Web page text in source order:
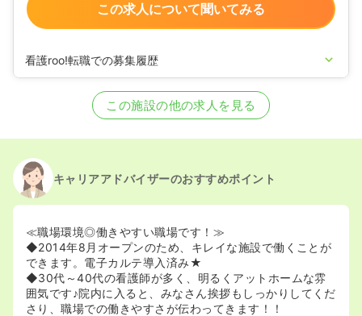
この求人について聞いてみる
看護roo!転職での募集履歴
正・准看護師の募集を休止
正・准看護師の募集を開始
2022/09/08正・准看護師の募集を開始
2020/09/17
この施設の他の求人を見る
キャリアアドバイザーのおすすめポイント
≪職場環境◎働きやすい職場です！≫
◆2014年8月オープンのため、キレイな施設で働くことが
できます。電子カルテ導入済み★
◆30代～40代の看護師が多く、明るくアットホームな雰
囲気です♪院内に入ると、みなさん挨拶もしっかりしてくだ
さり、職場での働きやすさが伝わってきます！！